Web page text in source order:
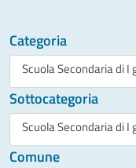
Categoria
Scuola Secondaria di I
Sottocategoria
Scuola Secondaria di I
Comune